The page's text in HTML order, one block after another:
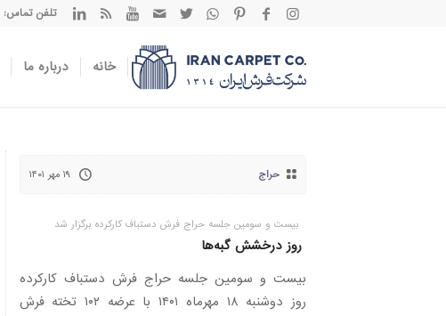
تلفن تماس: 02154637 | [calender-event]
خانه درباره ما
حراج ۱۹ مهر ۱۴۰۱
بیست و سومین جلسه حراج فرش دستباف کارکرده برگزار شد
روز درخشش گبه‌ها
بیست و سومین جلسه حراج فرش دستباف کارکرده
روز دوشنبه ۱۸ مهرماه ۱۴۰۱ با عرضه ۱۰۲ تخته فرش